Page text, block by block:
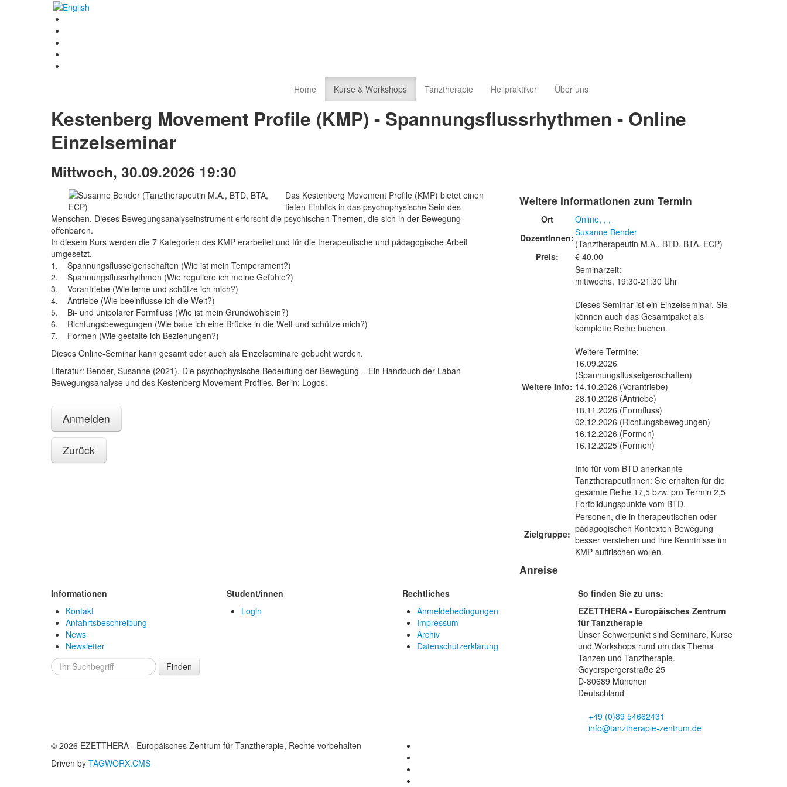
Home Kurse & Workshops Tanztherapie Heilpraktiker Über uns
Kestenberg Movement Profile (KMP) - Spannungsflussrhythmen - Online
Einzelseminar
Mittwoch, 30.09.2026 19:30
Das Kestenberg Movement Profile (KMP) bietet einen
tiefen Einblick in das psychophysische Sein des
Menschen. Dieses Bewegungsanalyseinstrument erforscht die psychischen Themen, die sich in der Bewegung
offenbaren.
In diesem Kurs werden die 7 Kategorien des KMP erarbeitet und für die therapeutische und pädagogische Arbeit
umgesetzt.
1. Spannungsflusseigenschaften (Wie ist mein Temperament?)
2. Spannungsflussrhythmen (Wie reguliere ich meine Gefühle?)
3. Vorantriebe (Wie lerne und schütze ich mich?)
4. Antriebe (Wie beeinflusse ich die Welt?)
5. Bi- und unipolarer Formfluss (Wie ist mein Grundwohlsein?)
6. Richtungsbewegungen (Wie baue ich eine Brücke in die Welt und schütze mich?)
7. Formen (Wie gestalte ich Beziehungen?)
Dieses Online-Seminar kann gesamt oder auch als Einzelseminare gebucht werden.
Literatur: Bender, Susanne (2021). Die psychophysische Bedeutung der Bewegung – Ein Handbuch der Laban
Bewegungsanalyse und des Kestenberg Movement Profiles. Berlin: Logos.
Anmelden
Zurück
Weitere Informationen zum Termin
Ort
Online, , ,
DozentInnen:Susanne Bender
(Tanztherapeutin M.A., BTD, BTA, ECP)
Preis:
€ 40.00
Weitere Info:
Seminarzeit:
mittwochs, 19:30-21:30 Uhr
Dieses Seminar ist ein Einzelseminar. Sie
können auch das Gesamtpaket als
komplette Reihe buchen.
Weitere Termine:
16.09.2026
(Spannungsflusseigenschaften)
14.10.2026 (Vorantriebe)
28.10.2026 (Antriebe)
18.11.2026 (Formfluss)
02.12.2026 (Richtungsbewegungen)
16.12.2026 (Formen)
16.12.2025 (Formen)
Info für vom BTD anerkannte
TanztherapeutInnen: Sie erhalten für die
gesamte Reihe 17,5 bzw. pro Termin 2,5
Fortbildungspunkte vom BTD.
Zielgruppe:
Personen, die in therapeutischen oder
pädagogischen Kontexten Bewegung
besser verstehen und ihre Kenntnisse im
KMP auffrischen wollen.
Anreise
Informationen
Kontakt
Anfahrtsbeschreibung
News
Newsletter
Finden
Student/innen
Login
Rechtliches
Anmeldebedingungen
Impressum
Archiv
Datenschutzerklärung
So finden Sie zu uns:
EZETTHERA - Europäisches Zentrum
für Tanztherapie
Unser Schwerpunkt sind Seminare, Kurse
und Workshops rund um das Thema
Tanzen und Tanztherapie.
Geyerspergerstraße 25
D-80689 München
Deutschland
+49 (0)89 54662431
info@tanztherapie-zentrum.de
© 2026 EZETTHERA - Europäisches Zentrum für Tanztherapie, Rechte vorbehalten
Driven by TAGWORX.CMS